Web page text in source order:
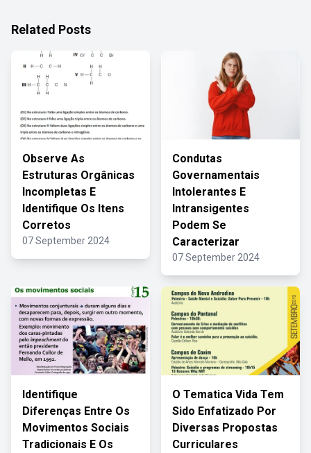
Related Posts
Observe As
Estruturas Orgânicas
Incompletas E
Identifique Os Itens
Corretos
07 September 2024
Condutas
Governamentais
Intolerantes E
Intransigentes
Podem Se
Caracterizar
07 September 2024
Identifique
Diferenças Entre Os
Movimentos Sociais
Tradicionais E Os
O Tematica Vida Tem
Sido Enfatizado Por
Diversas Propostas
Curriculares